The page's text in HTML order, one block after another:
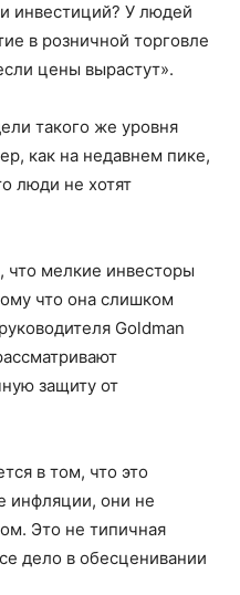
инвестиций? У людей
в розничной торговле
цены вырастут».
такого же уровня
как на недавнем пике,
люди не хотят
что мелкие инвесторы
что она слишком
Goldman
защиту от
в том, что это
инфляции, они не
Это не типичная
дело в обесценивании